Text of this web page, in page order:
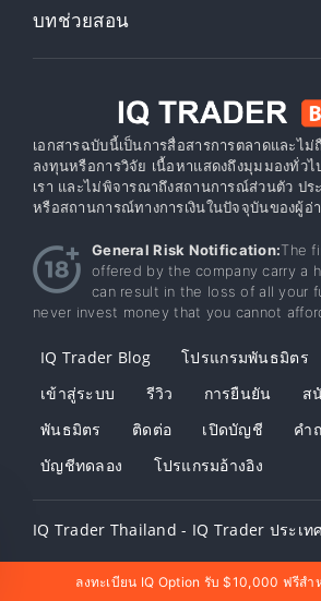
บทช่วยสอน
เอกสารฉบับนี้เป็นการสื่อสารการตลาดและไ
ลงทุนหรือการวิจัย เนื้อหาแสดงถึงมุมมองทั่ว
เรา และไม่พิจารณาถึงสถานการณ์ส่วนตัว ป
หรือสถานการณ์ทางการเงินในปัจจุบันของผู้อ่
General Risk Notification:The
offered by the company carry a
can result in the loss of all your
never invest money that you cannot
IQ Trader Blog โปรแกรมพันธมิตร
เข้าสู่ระบบ
รีวิว การยืนยัน ส
พันธมิตร
ติดต่อ เปิดบัญชี
คำ
บัญชีทดลอง
โปรแกรมอ้างอิง
IQ Trader Thailand - IQ Trader ประเท
ลงทะเบียน IQ Option รับ $10,000 ฟรีส